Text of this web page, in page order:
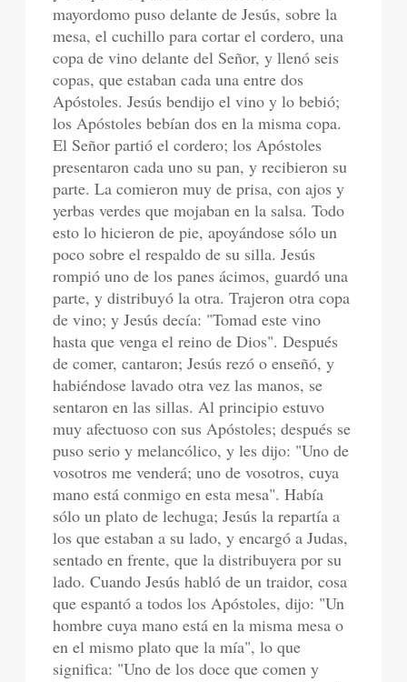
mayordomo puso delante de Jesús, sobre la
mesa, el cuchillo para cortar el cordero, una
copa de vino delante del Señor, y llenó seis
copas, que estaban cada una entre dos
Apóstoles. Jesús bendijo el vino y lo bebió;
los Apóstoles bebían dos en la misma copa.
El Señor partió el cordero; los Apóstoles
presentaron cada uno su pan, y recibieron su
parte. La comieron muy de prisa, con ajos y
yerbas verdes que mojaban en la salsa. Todo
esto lo hicieron de pie, apoyándose sólo un
poco sobre el respaldo de su silla. Jesús
rompió uno de los panes ácimos, guardó una
parte, y distribuyó la otra. Trajeron otra copa
de vino; y Jesús decía: "Tomad este vino
hasta que venga el reino de Dios". Después
de comer, cantaron; Jesús rezó o enseñó, y
habiéndose lavado otra vez las manos, se
sentaron en las sillas. Al principio estuvo
muy afectuoso con sus Apóstoles; después se
puso serio y melancólico, y les dijo: "Uno de
vosotros me venderá; uno de vosotros, cuya
mano está conmigo en esta mesa". Había
sólo un plato de lechuga; Jesús la repartía a
los que estaban a su lado, y encargó a Judas,
sentado en frente, que la distribuyera por su
lado. Cuando Jesús habló de un traidor, cosa
que espantó a todos los Apóstoles, dijo: "Un
hombre cuya mano está en la misma mesa o
en el mismo plato que la mía", lo que
significa: "Uno de los doce que comen y